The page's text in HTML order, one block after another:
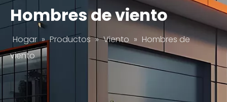
Hombres de viento
Hogar » Productos » Viento » Hombres de
viento